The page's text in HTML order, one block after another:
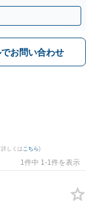
談可】
でお問い合わせ
しくはこちら)
1件中 1-1件を表示